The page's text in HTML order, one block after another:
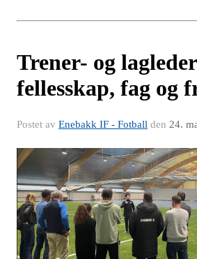
Trener- og
fellesskap, fag og
Postet av Enebakk IF - Fotball den 24.